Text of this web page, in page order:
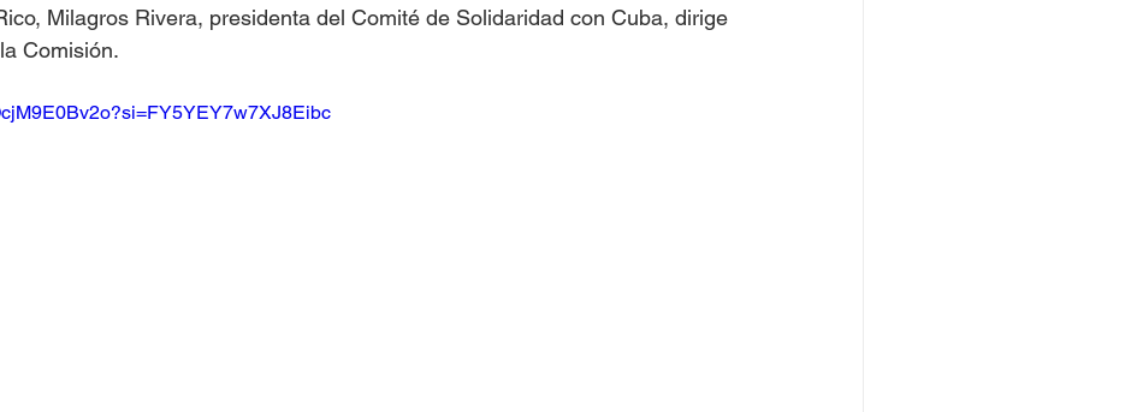
Milagros Rivera, presidenta del Comité de Solidaridad con Cuba, dirige
Comisión.